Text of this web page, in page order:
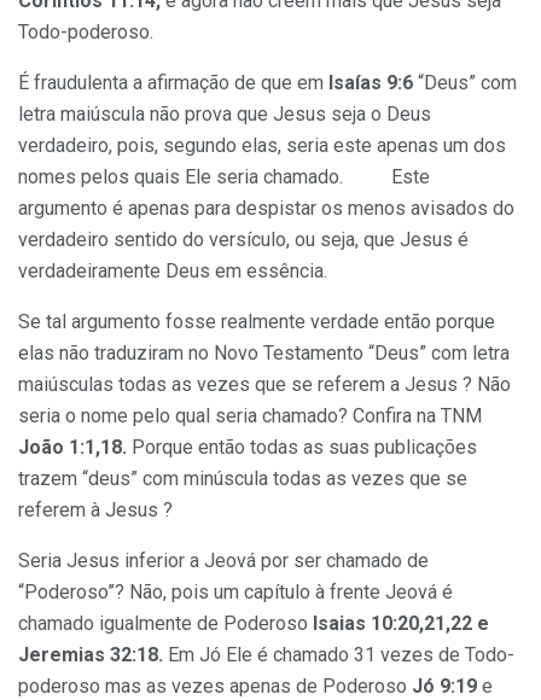
Todo-poderoso.
É fraudulenta a afirmação de que em Isaías 9:6 “Deus” com
letra maiúscula não prova que Jesus seja o Deus
verdadeiro, pois, segundo elas, seria este apenas um dos
nomes pelos quais Ele seria chamado. Este
argumento é apenas para despistar os menos avisados do
verdadeiro sentido do versículo, ou seja, que Jesus é
verdadeiramente Deus em essência.
Se tal argumento fosse realmente verdade então porque
elas não traduziram no Novo Testamento “Deus” com letra
maiúsculas todas as vezes que se referem a Jesus ? Não
seria o nome pelo qual seria chamado? Confira na TNM
João 1:1,18. Porque então todas as suas publicações
trazem “deus” com minúscula todas as vezes que se
referem à Jesus ?
Seria Jesus inferior a Jeová por ser chamado de
“Poderoso”? Não, pois um capítulo à frente Jeová é
chamado igualmente de Poderoso Isaias 10:20,21,22 e
Jeremias 32:18. Em Jó Ele é chamado 31 vezes de Todo-
poderoso mas as vezes apenas de Poderoso Jó 9:19 e